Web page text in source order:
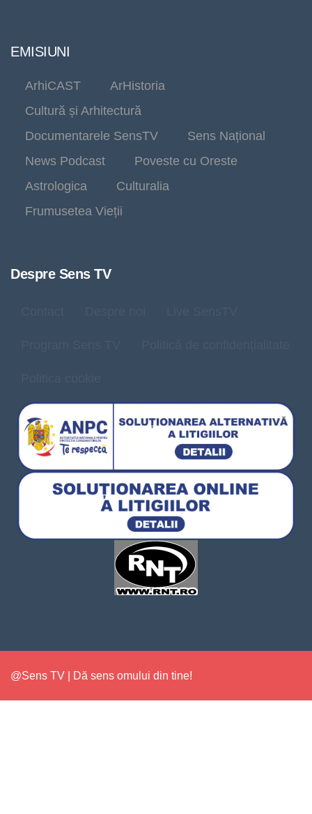
EMISIUNI
ArhiCAST
ArHistoria
Cultură și Arhitectură
Documentarele SensTV
Sens Național
News Podcast
Poveste cu Oreste
Astrologica
Culturalia
Frumusetea Vieții
Despre Sens TV
@Sens TV | Dă sens omului din tine!